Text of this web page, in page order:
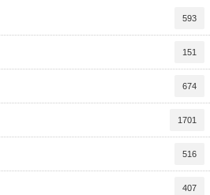
593
151
674
1701
516
407